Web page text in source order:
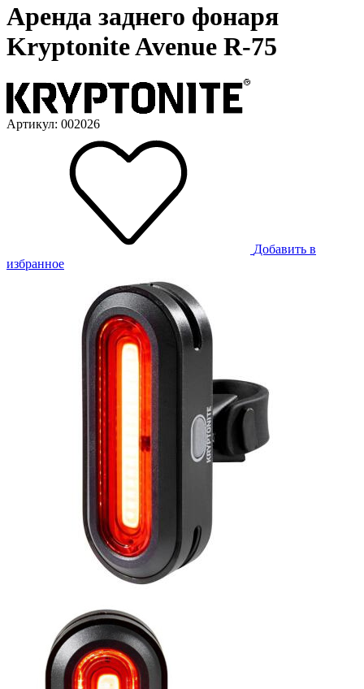
Аренда заднего фонаря
Kryptonite Avenue R-75
Артикул: 002026
Добавить в
избранное